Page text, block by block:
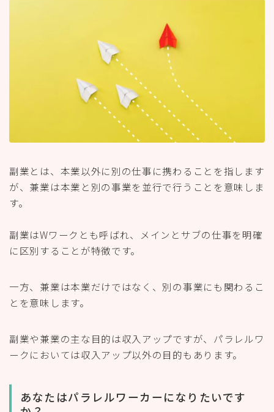
副業とは、本業以外に別の仕事に携わることを指します
が、兼業は本業と別の事業を並行で行うことを意味しま
す。
副業はWワークとも呼ばれ、メインとサブの仕事を明確
に区別することが特徴です。
一方、兼業は本業だけではなく、別の事業にも関わるこ
とを意味します。
副業や兼業の主な目的は収入アップですが、パラレルワ
ークにおいては収入アップ以外の目的もあります。
あなたはパラレルワーカーになりたいです